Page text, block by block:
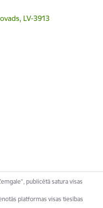
LV-3913
publicētā satura visas
platformas visas tiesības